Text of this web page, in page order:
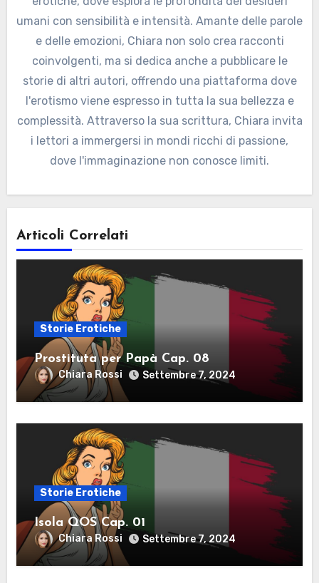
umani con sensibilità e intensità. Amante delle parole
e delle emozioni, Chiara non solo crea racconti
coinvolgenti, ma si dedica anche a pubblicare le
storie di altri autori, offrendo una piattaforma dove
l'erotismo viene espresso in tutta la sua bellezza e
complessità. Attraverso la sua scrittura, Chiara invita
i lettori a immergersi in mondi ricchi di passione,
dove l'immaginazione non conosce limiti.
Articoli Correlati
Storie Erotiche
Prostituta per Papà Cap. 08
Chiara Rossi Settembre 7, 2024
Storie Erotiche
Isola QOS Cap. 01
Chiara Rossi Settembre 7, 2024